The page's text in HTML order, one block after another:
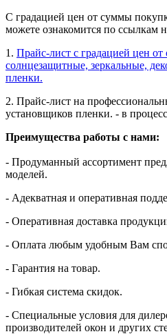
С градацией цен от суммы
можете ознакомится по ссылкам
1. Прайс-лист с градацией цен
солнцезащитные, зеркальные,
пленки.
2. Прайс-лист на
установщиков пленки. - в
Преимущества работы с нами:
- Продуманный ассортимент
моделей.
- Адекватная и оперативная
- Оперативная доставка
- Оплата любым удобным Вам
- Гарантия на товар.
- Гибкая система скидок.
- Специальные условия для
производителей окон и других